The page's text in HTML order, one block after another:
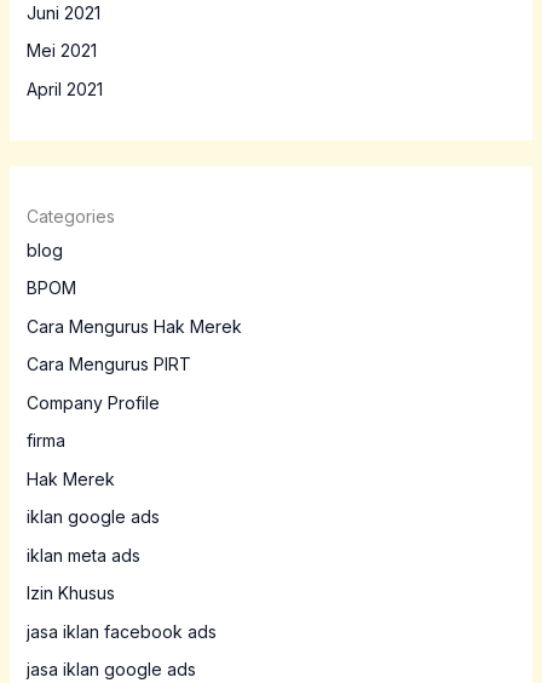
Juni 2021
Mei 2021
April 2021
Categories
blog
BPOM
Cara Mengurus Hak Merek
Cara Mengurus PIRT
Company Profile
firma
Hak Merek
iklan google ads
iklan meta ads
Izin Khusus
jasa iklan facebook ads
jasa iklan google ads